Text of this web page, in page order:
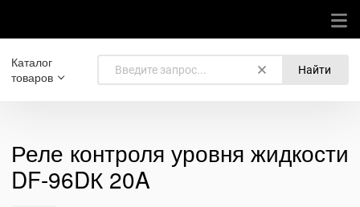
Каталог
товаров
Найти
Реле контроля уровня жидкости
DF-96DК 20A